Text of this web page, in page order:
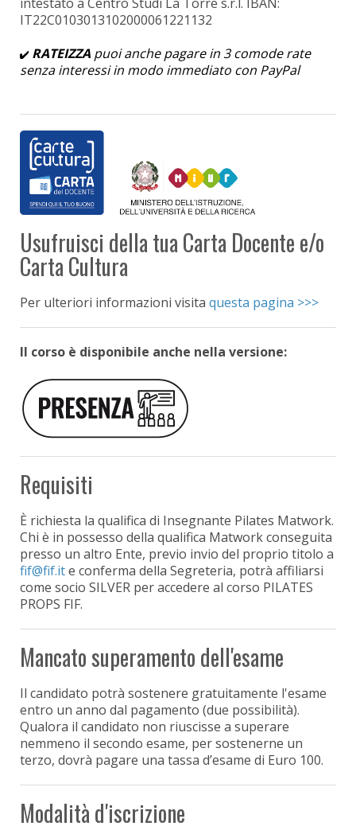
IT22C0103013102000061221132
RATEIZZA puoi anche pagare in 3 comode rate
senza interessi in modo immediato con PayPal
Usufruisci della tua Carta Docente e/o
Carta Cultura
Per ulteriori informazioni visita questa pagina >>>
Il corso è disponibile anche nella versione:
Requisiti
È richiesta la qualifica di Insegnante Pilates Matwork.
Chi è in possesso della qualifica Matwork conseguita
presso un altro Ente, previo invio del proprio titolo a
e conferma della Segreteria, potrà affiliarsi
come socio SILVER per accedere al corso PILATES
PROPS FIF.
Mancato superamento dell'esame
Il candidato potrà sostenere gratuitamente l'esame
entro un anno dal pagamento (due possibilità).
Qualora il candidato non riuscisse a superare
nemmeno il secondo esame, per sostenerne un
terzo, dovrà pagare una tassa d’esame di Euro 100.
Modalità d'iscrizione